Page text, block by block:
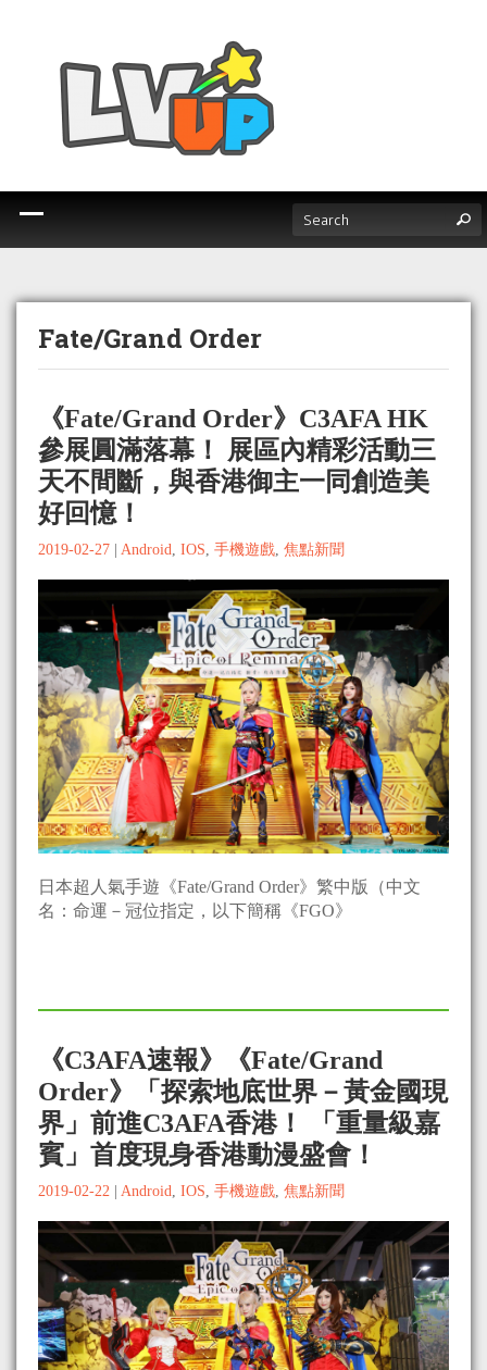
Fate/Grand Order
《Fate/Grand Order》C3AFA HK
參展圓滿落幕！ 展區內精彩活動三
天不間斷，與香港御主一同創造美
好回憶！
2019-02-27 Android, IOS, 手機遊戲, 焦點新聞
日本超人氣手遊《Fate/Grand Order》繁中版（中文
名：命運－冠位指定，以下簡稱《FGO》
《C3AFA速報》《Fate/Grand
Order》「探索地底世界－黃金國現
界」前進C3AFA香港！ 「重量級嘉
賓」首度現身香港動漫盛會！
2019-02-22 Android IOS 手機遊戲 焦點新聞